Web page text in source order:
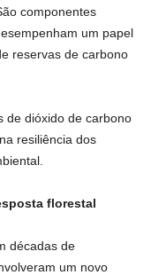
componentes
um papel
reservas de carbono
de dióxido de carbono
resiliência dos
florestal
décadas de
um novo